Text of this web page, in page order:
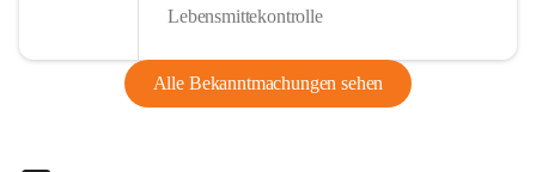
Lebensmittekontrolle
Alle Bekanntmachungen sehen